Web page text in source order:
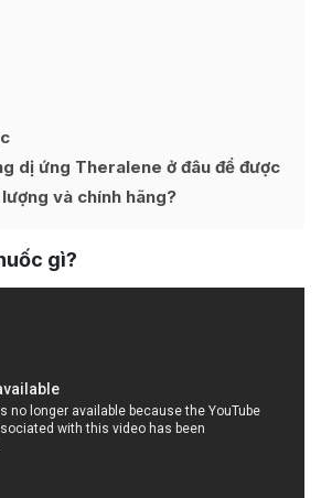
dị ứng Theralene ở đâu để được
và chính hãng?
gì?